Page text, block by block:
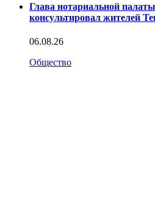
Глава нотариальной
консультировал жителей
06.08.26
Общество